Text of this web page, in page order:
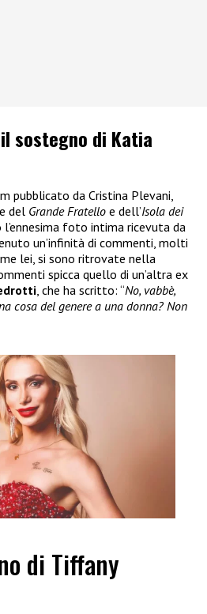
sostegno di Katia
pubblicato da Cristina Plevani,
del Grande Fratello e dell’Isola dei
foto intima ricevuta da
un’infinità di commenti, molti
lei, si sono ritrovate nella
spicca quello di un’altra ex
, che ha scritto: “No, vabbè,
cosa del genere a una donna? Non
di Tiffany